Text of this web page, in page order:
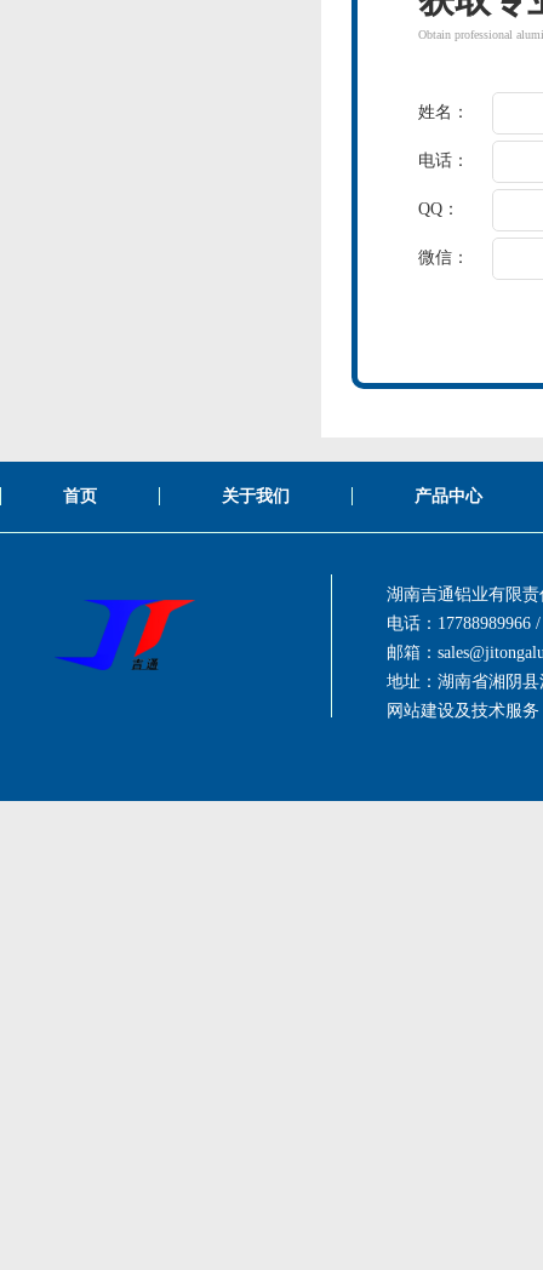
Obtain professional
姓名：
电话：
QQ：
微信：
首页 关于我们 产品中心
湖南吉通铝业有限
电话：17788989966
邮箱：
地址：湖南省湘阴
网站建设及技术服